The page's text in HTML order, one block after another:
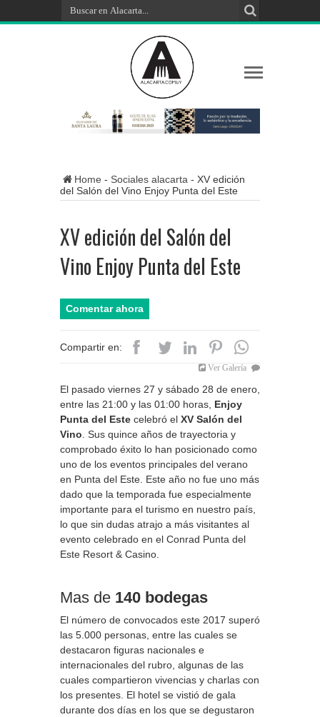
Home - Sociales alacarta - XV edición
del Salón del Vino Enjoy Punta del Este
XV edición del Salón del
Vino Enjoy Punta del Este
Comentar ahora
Compartir en:
Ver Galería
El pasado viernes 27 y sábado 28 de enero,
entre las 21:00 y las 01:00 horas, Enjoy
Punta del Este celebró el XV Salón del
Vino . Sus quince años de trayectoria y
comprobado éxito lo han posicionado como
uno de los eventos principales del verano
en Punta del Este. Este año no fue uno más
dado que la temporada fue especialmente
importante para el turismo en nuestro país,
lo que sin dudas atrajo a más visitantes al
evento celebrado en el Conrad Punta del
Este Resort & Casino.
Mas de 140 bodegas
El número de convocados este 2017 superó
las 5.000 personas, entre las cuales se
destacaron figuras nacionales e
internacionales del rubro, algunas de las
cuales compartieron vivencias y charlas con
los presentes. El hotel se vistió de gala
durante dos días en los que se degustaron